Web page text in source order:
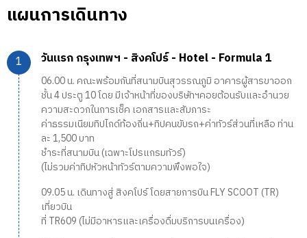
แผนการเดินทาง
วันแรก กรุงเทพฯ - สิงคโปร์ - Hotel - Formula 1
06.00 น. คณะพร้อมกันที่สนามบินสุวรรณภูมิ อาคารผู้สารขาออก
ชั้น 4 ประตู 10 โดย มีเจ้าหน้าที่ของบริษัทฯคอยต้อนรับและอำนวย
ความสะดวกในการเช็ค เอกสารและสัมภาระ
ค่าธรรมเนียมทิปไกด์ท้องถิ่น+ทิปคนขับรถ+ค่าทัวร์ส่วนที่เหลือ ท่าน
ละ 1,500 บาท
ชำระที่สนามบิน (เฉพาะโปรแกรมทัวร์)
(ไม่รวมค่าทิปหัวหน้าทัวร์ตามความพึงพอใจ)
09.05 น. เดินทางสู่ สิงคโปร์ โดยสายการบิน FLY SCOOT (TR)
เที่ยวบิน
ที่ TR609 (ไม่มีอาหารและเครื่องดื่มบริการบนเครื่อง)